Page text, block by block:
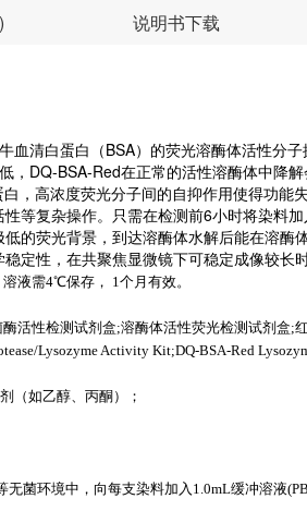
说明书下载
血清白蛋白（BSA）的荧光溶酶体活性分
，DQ-BSA-Red在正常的活性溶酶体中降
，高浓度荧光分子间的自抑作用使得功
等复杂操作。只需在检测前6小时将染料
的荧光背景，到达溶酶体水解后能在溶
定性，在共聚焦显微镜下可稳定成像较长
溶液需4℃保存， 1个月有效。
酶活性检测试剂盒;溶酶体活性荧光检测试剂盒;
Lysozyme Activity Kit;DQ-BSA-Red
（如乙醇、丙酮）；
无菌环境中，向每支染料加入 1.0mL缓冲溶液